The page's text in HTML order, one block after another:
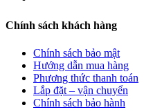
Chính sách khách hàng
Chính sách bảo mật
Hướng dẫn mua hàng
Phương thức thanh toán
Lắp đặt – vận chuyển
Chính sách bảo hành